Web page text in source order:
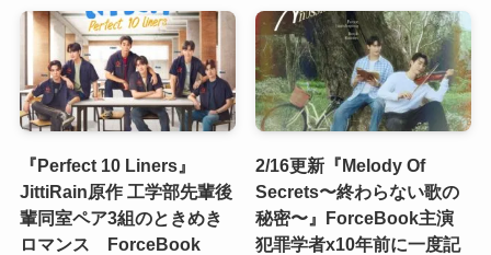
『Perfect 10 Liners』
JittiRain原作 工学部先輩後
輩同室ペア3組のときめき
ロマンス ForceBook
2/16更新『Melody Of
Secrets〜終わらない歌の
秘密〜』ForceBook主演
犯罪学者x10年前に一度記